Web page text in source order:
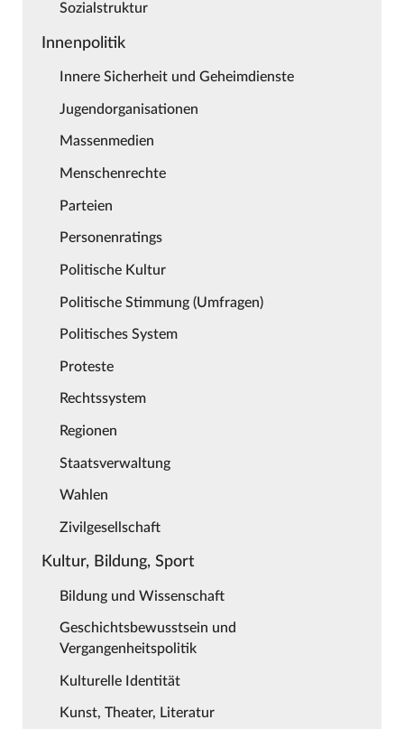
Sozialstruktur
Innenpolitik
Innere Sicherheit und Geheimdienste
Jugendorganisationen
Massenmedien
Menschenrechte
Parteien
Personenratings
Politische Kultur
Politische Stimmung (Umfragen)
Politisches System
Proteste
Rechtssystem
Regionen
Staatsverwaltung
Wahlen
Zivilgesellschaft
Kultur, Bildung, Sport
Bildung und Wissenschaft
Geschichtsbewusstsein und
Vergangenheitspolitik
Kulturelle Identität
Kunst, Theater, Literatur